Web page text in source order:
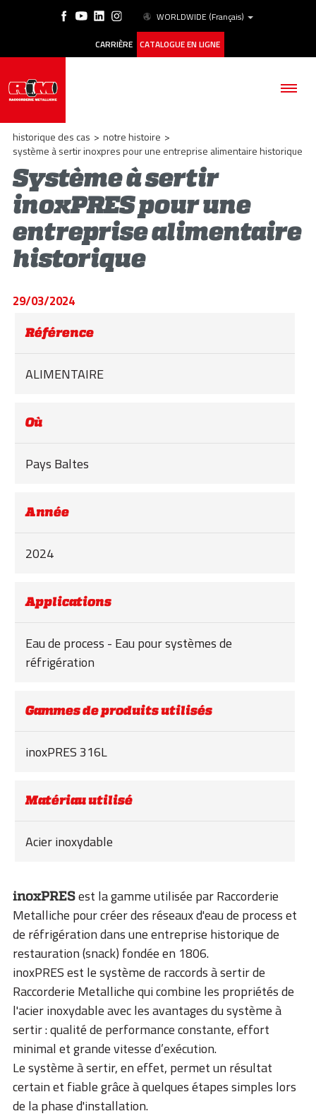
WORLDWIDE (Français)
CARRIÈRE CATALOGUE EN LIGNE
SOCIÉTÉ
PRODUITS
ESG
INFOS ET ÉVÉNEMENTS
historique des cas > notre histoire >
système à sertir inoxpres pour une entreprise alimentaire historique
Système à sertir
inoxPRES pour une
entreprise alimentaire
historique
29/03/2024
Référence
ALIMENTAIRE
Où
Pays Baltes
Année
2024
Applications
Eau de process - Eau pour systèmes de
réfrigération
Gammes de produits utilisés
inoxPRES 316L
Matériau utilisé
Acier inoxydable
inoxPRESest la gamme utilisée par Raccorderie
Metalliche pour créer des réseaux d'eau de process et
de réfrigération dans une entreprise historique de
restauration (snack) fondée en 1806.
inoxPRES est le système de raccords à sertir de
Raccorderie Metalliche qui combine les propriétés de
l'acier inoxydable avec les avantages du système à
sertir : qualité de performance constante, effort
minimal et grande vitesse d’exécution.
Le système à sertir, en effet, permet un résultat
certain et fiable grâce à quelques étapes simples lors
de la phase d'installation.